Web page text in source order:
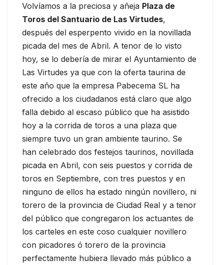
Volvíamos a la preciosa y añeja Plaza de
Toros del Santuario de Las Virtudes,
después del esperpento vivido en la novillada
picada del mes de Abril. A tenor de lo visto
hoy, se lo debería de mirar el Ayuntamiento de
Las Virtudes ya que con la oferta taurina de
este año que la empresa Pabecema SL ha
ofrecido a los ciudadanos está claro que algo
falla debido al escaso público que ha asistido
hoy a la corrida de toros a una plaza que
siempre tuvo un gran ambiente taurino. Se
han celebrado dos festejos taurinos, novillada
picada en Abril, con seis puestos y corrida de
toros en Septiembre, con tres puestos y en
ninguno de ellos ha estado ningún novillero, ni
torero de la provincia de Ciudad Real y a tenor
del público que congregaron los actuantes de
los carteles en este coso cualquier novillero
con picadores ó torero de la provincia
perfectamente hubiera llevado más público a